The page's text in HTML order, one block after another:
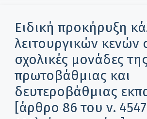
Ειδική προκήρυξη
λειτουργικών κενών
σχολικές μονάδες
πρωτοβάθμιας και
δευτεροβάθμιας
[άρθρο 86 του ν.